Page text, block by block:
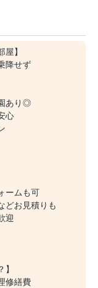
屋】
降せず
あり◎
心
ームも可
どお見積りも
迎
修繕費